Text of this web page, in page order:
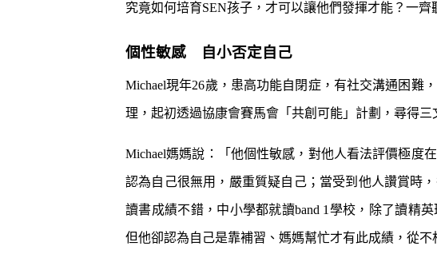
究竟如何培育SEN孩子，才可以讓他們發揮才能？一齊
個性敏感 自小否定自己
Michael現年26歲，患高功能自閉症，有社交溝通困難
理，起初透過協康會賽馬會「共創可能」計劃，尋得三
Michael媽媽說：「他個性敏感，對他人看法評價極度
認為自己很無用，嚴重質疑自己；當受到他人讚賞時
讀書成績不錯，中小學都就讀band 1學校，除了讀精
但他卻認為自己是靠補習、媽媽幫忙才有此成績，從不
1
小貼士 風扇擺位有技巧
2
生活小百科｜洗碗後海綿
泡泡有無問題？ 日本家居
牌這樣回應！
3
除霉菌貼士｜4大對付天花
身發霉方法 漂白水是抽
法寶？！